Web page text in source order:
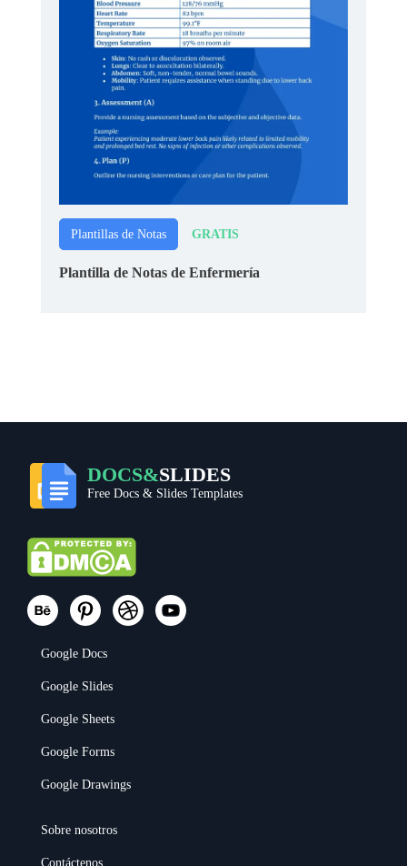
Plantillas de Notas GRATIS
Plantilla de Notas de Enfermería
DOCS&SLIDES
Free Docs & Slides Templates
Google Docs
Google Slides
Google Sheets
Google Forms
Google Drawings
Sobre nosotros
Contáctenos